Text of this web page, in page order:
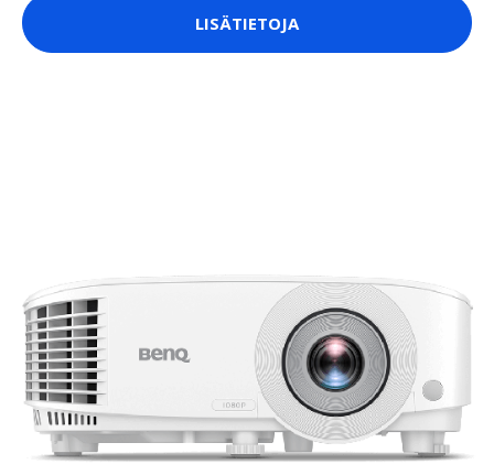
LISÄTIETOJA